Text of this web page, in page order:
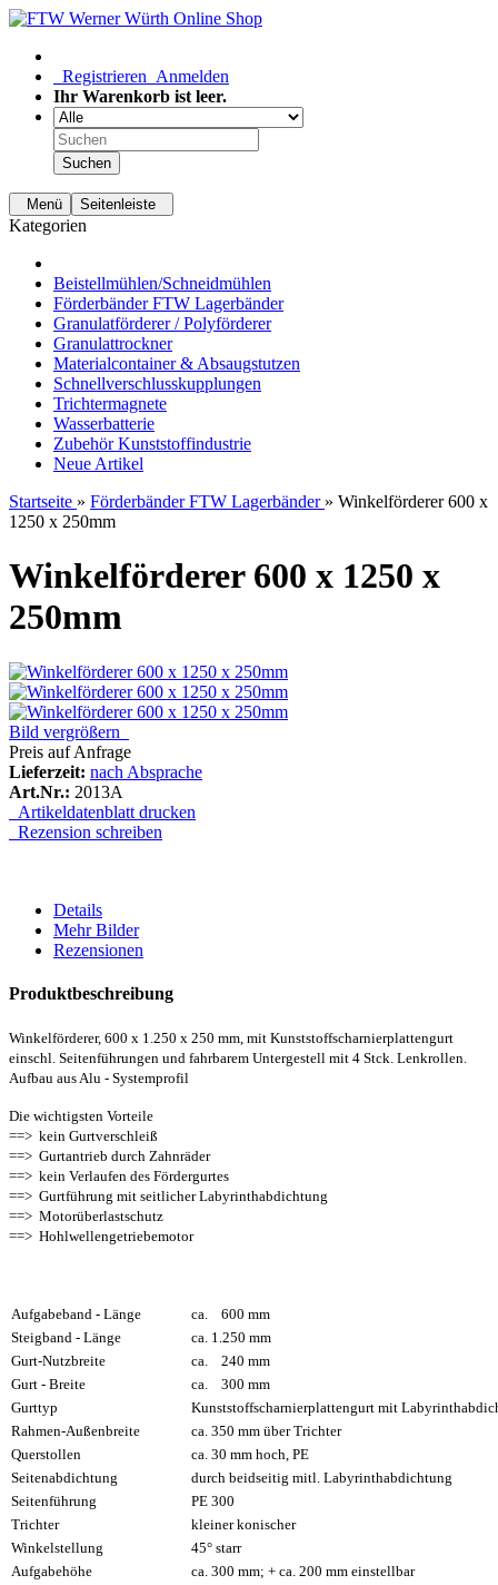
Registrieren Anmelden
Ihr Warenkorb ist leer.
Suchen
Menü Seitenleiste
Kategorien
Beistellmühlen/Schneidmühlen
Förderbänder FTW Lagerbänder
Granulatförderer / Polyförderer
Granulattrockner
Materialcontainer & Absaugstutzen
Schnellverschlusskupplungen
Trichtermagnete
Wasserbatterie
Zubehör Kunststoffindustrie
Neue Artikel
Startseite » Förderbänder FTW Lagerbänder » Winkelförderer 600 x
1250 x 250mm
Winkelförderer 600 x 1250 x
250mm
Bild vergrößern
Preis auf Anfrage
Lieferzeit: nach Absprache
Art.Nr.: 2013A
Artikeldatenblatt drucken
Rezension schreiben
Details
Mehr Bilder
Rezensionen
Produktbeschreibung
Winkelförderer, 600 x 1.250 x 250 mm, mit Kunststoffscharnierplattengurt
einschl. Seitenführungen und fahrbarem Untergestell mit 4 Stck. Lenkrollen.
Aufbau aus Alu - Systemprofil
Die wichtigsten Vorteile
==> kein Gurtverschleiß
==> Gurtantrieb durch Zahnräder
==> kein Verlaufen des Fördergurtes
==> Gurtführung mit seitlicher Labyrinthabdichtung
==> Motorüberlastschutz
==> Hohlwellengetriebemotor
Aufgabeband - Länge
ca. 600 mm
Steigband - Länge
ca. 1.250 mm
Gurt-Nutzbreite
ca. 240 mm
Gurt - Breite
ca. 300 mm
Gurttyp
Kunststoffscharnierplattengurt mit
Rahmen-Außenbreite
ca. 350 mm über Trichter
Querstollen
ca. 30 mm hoch, PE
Seitenabdichtung
durch beidseitig mitl. Labyrinthabdichtung
Seitenführung
PE 300
Trichter
kleiner konischer
Winkelstellung
45° starr
Aufgabehöhe
ca. 300 mm; + ca. 200 mm einstellbar